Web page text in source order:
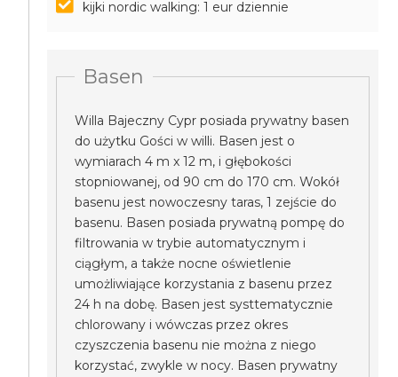
kijki nordic walking: 1 eur dziennie
Basen
Willa Bajeczny Cypr posiada prywatny basen
do użytku Gości w willi. Basen jest o
wymiarach 4 m x 12 m, i głębokości
stopniowanej, od 90 cm do 170 cm. Wokół
basenu jest nowoczesny taras, 1 zejście do
basenu. Basen posiada prywatną pompę do
filtrowania w trybie automatycznym i
ciągłym, a także nocne oświetlenie
umożliwiające korzystania z basenu przez
24 h na dobę. Basen jest systtematycznie
chlorowany i wówczas przez okres
czyszczenia basenu nie można z niego
korzystać, zwykle w nocy. Basen prywatny